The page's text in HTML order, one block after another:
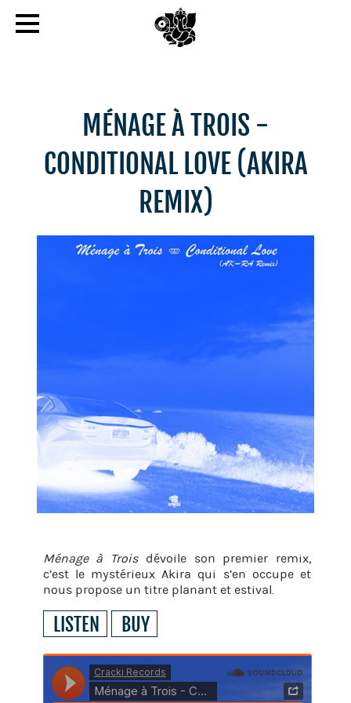
MÉNAGE À TROIS -
CONDITIONAL LOVE (AKIRA
REMIX)
Mé­nage à Troisdé­voile son pre­mier remix,
c’est le mys­té­rieux Akira qui s’en oc­cupe et
nous pro­pose un titre pla­nant et es­ti­val.
LIS­TEN BUY